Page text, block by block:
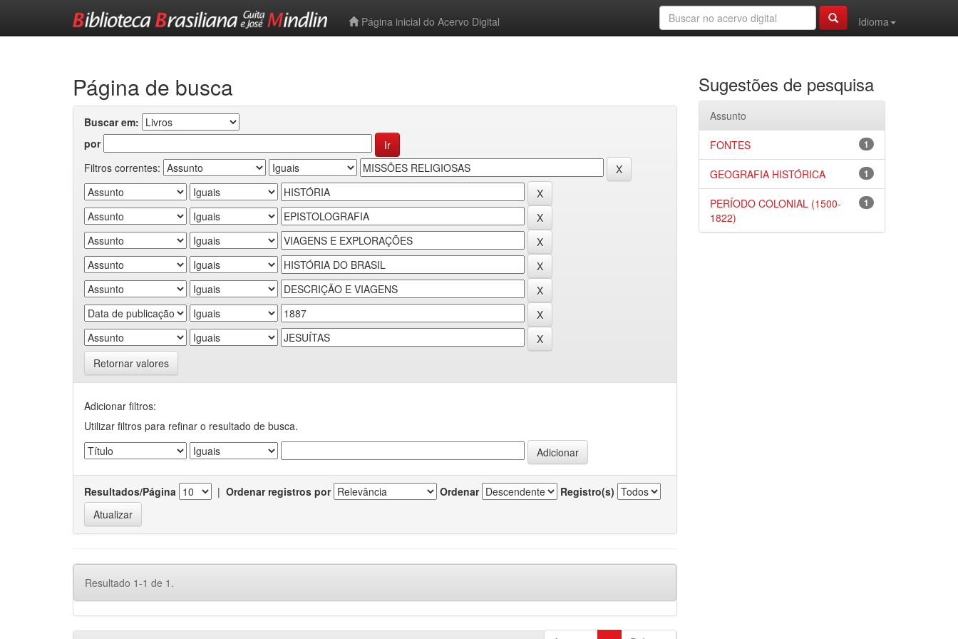
Página inicial do Acervo Digital
Idioma
Página de busca
Buscar em:
por
Filtros correntes:
Retornar valores
Adicionar filtros:
Utilizar filtros para refinar o resultado de busca.
Resultados/Página | Ordenar registros por Ordenar Registro(s)
Resultado 1-1 de 1.
Sugestões de pesquisa
Assunto
1
FONTES
1
GEOGRAFIA HISTÓRICA
1
PERÍODO COLONIAL (1500-
1822)